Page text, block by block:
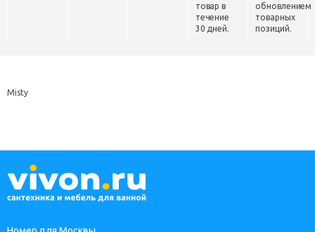
товар в
течение
30 дней.
обновлением
товарных
позиций.
Misty